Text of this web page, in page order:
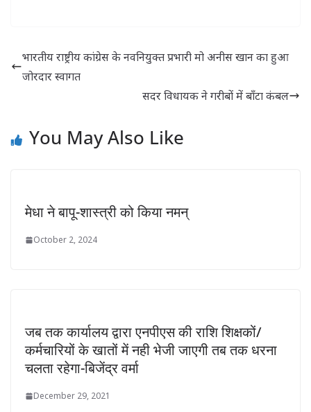
भारतीय राष्ट्रीय कांग्रेस के नवनियुक्त प्रभारी मो अनीस खान का हुआ
जोरदार स्वागत
सदर विधायक ने गरीबों में बॉंटा कंबल
You May Also Like
मेधा ने बापू-शास्त्री को किया नमन्
October 2, 2024
जब तक कार्यालय द्वारा एनपीएस की राशि शिक्षकों/
कर्मचारियों के खातों में नही भेजी जाएगी तब तक धरना
चलता रहेगा-बिजेंद्र वर्मा
December 29, 2021